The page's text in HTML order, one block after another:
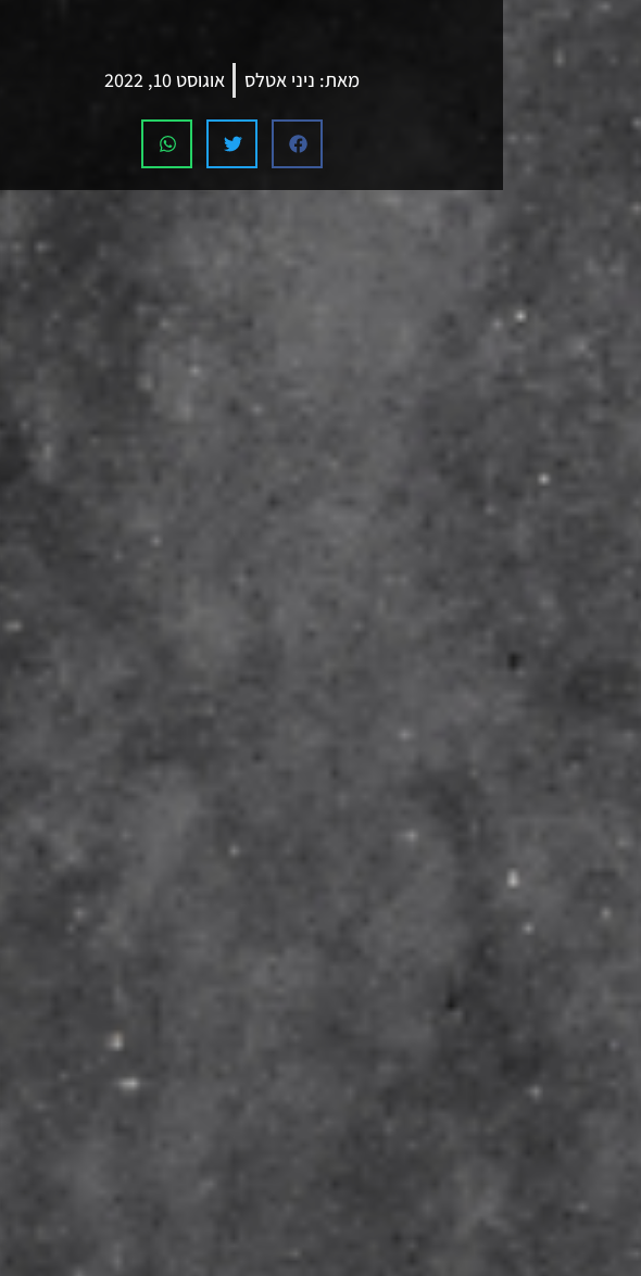
מאת: ניני אטלס אוגוסט 10, 2022